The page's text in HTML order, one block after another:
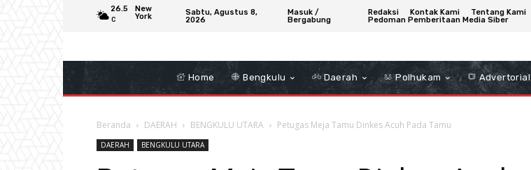
26.5
C
New
York
Sabtu, Agustus 8,
2026
Masuk /
Bergabung
Redaksi Kontak Kami
Tentang Kami
Pedoman Pemberitaan Media Siber
Home Bengkulu Daerah Polhukam Advertorial
Beranda DAERAH BENGKULU UTARA Petugas Meja Tamu Dinkes Acuh Pada Tamu
DAERAH BENGKULU UTARA